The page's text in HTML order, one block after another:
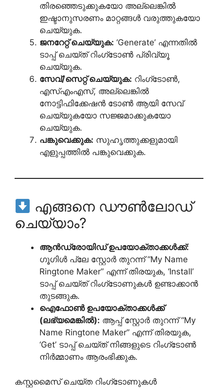
തിരഞ്ഞെടുക്കുകയോ അല്ലെങ്കിൽ
ഇഷ്ടാനുസരണം മാറ്റങ്ങൾ വരുത്തുകയോ
ചെയ്യുക.
ജനറേറ്റ് ചെയ്യുക: ‘Generate’ എന്നതിൽ
ടാപ്പ് ചെയ്ത് റിംഗ്‌ടോൺ പ്രിവ്യൂ
ചെയ്യുക.
സേവ്/സെറ്റ് ചെയ്യുക: റിംഗ്‌ടോൺ,
എസ്എംഎസ്, അല്ലെങ്കിൽ
നോട്ടിഫിക്കേഷൻ ടോൺ ആയി സേവ്
ചെയ്യുകയോ സജ്ജമാക്കുകയോ
ചെയ്യുക.
പങ്കുവെക്കുക: സുഹൃത്തുക്കളുമായി
എളുപ്പത്തിൽ പങ്കുവെക്കുക.
എങ്ങനെ ഡൗൺലോഡ്
ചെയ്യാം?
ആൻഡ്രോയിഡ് ഉപയോക്താക്കൾക്ക്:
ഗൂഗിൾ പ്ലേ സ്റ്റോർ തുറന്ന് “My Name
Ringtone Maker” എന്ന് തിരയുക, ‘Install’
ടാപ്പ് ചെയ്ത് റിംഗ്‌ടോണുകൾ ഉണ്ടാക്കാൻ
തുടങ്ങുക.
ഐഫോൺ ഉപയോക്താക്കൾക്ക്
(ലഭ്യമെങ്കിൽ): ആപ്പ് സ്റ്റോർ തുറന്ന് “My
Name Ringtone Maker” എന്ന് തിരയുക,
‘Get’ ടാപ്പ് ചെയ്ത് നിങ്ങളുടെ റിംഗ്‌ടോൺ
നിർമ്മാണം ആരംഭിക്കുക.
കസ്റ്റമൈസ് ചെയ്ത റിംഗ്‌ടോണുകൾ